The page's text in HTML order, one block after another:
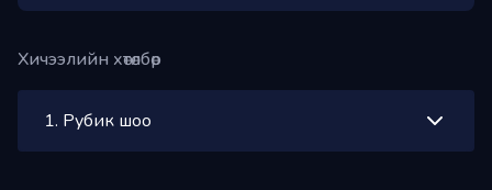
Хичээлийн хөтөлбөр
1. Рубик шоо